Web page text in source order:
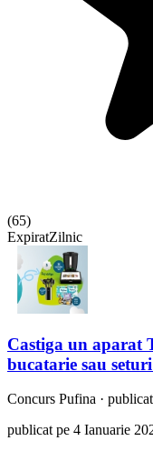
(65)
ExpiratZilnic
Castiga un aparat
bucatarie sau
Concurs Pufina ·
publicat pe 4 Ianuarie